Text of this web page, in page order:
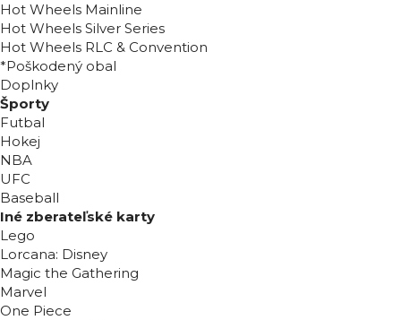
Hot Wheels Mainline
Hot Wheels Silver Series
Hot Wheels RLC & Convention
*Poškodený obal
Doplnky
Športy
Futbal
Hokej
NBA
UFC
Baseball
Iné zberateľské karty
Lego
Lorcana: Disney
Magic the Gathering
Marvel
One Piece